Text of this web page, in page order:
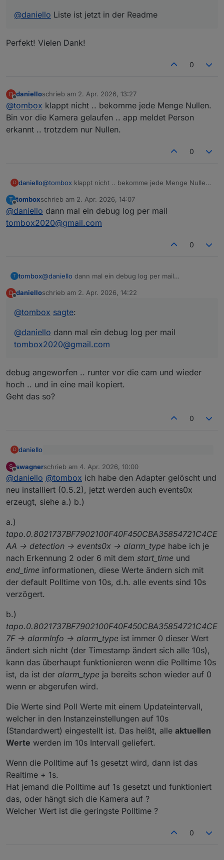
@daniello Liste ist jetzt in der Readme
Perfekt! Vielen Dank!
0
D
Offline
danielloschrieb am 2. Apr. 2026, 13:27
zuletzt editiert von
@tombox klappt nicht .. bekomme jede Menge Nullen.
Bin vor die Kamera gelaufen .. app meldet Person
erkannt .. trotzdem nur Nullen.
0
D daniello@tombox klappt nicht .. bekomme jede Menge Nullen.
erkannt .. trotzdem nur Nullen.
T
Offline
tomboxschrieb am 2. Apr. 2026, 14:07
zuletzt editiert von
@daniello dann mal ein debug log per mail
tombox2020@gmail.com
0
T tombox@daniello dann mal ein debug log per mail
D danielloschrieb am 2. Apr. 2026, 14:22
zuletzt editiert von
@tombox sagte:
@daniello dann mal ein debug log per mail
tombox2020@gmail.com
debug angeworfen .. runter vor die cam und wieder
hoch .. und in eine mail kopiert.
Geht das so?
0
D daniello
@daniellodann mal ein debug log per mail
tombox2020@gmail.com
debug angeworfen .. runter vor die cam und wieder
hoch .. und in eine mail kopiert.
Geht das so?
S
Offline
swagnerschrieb am 4. Apr. 2026, 10:00
zuletzt editiert von
@daniello @tombox ich habe den Adapter gelöscht und
neu installiert (0.5.2), jetzt werden auch events0x
erzeugt, siehe a.) b.)
a.)
tapo.0.8021737BF7902100F40F450CBA35854721C4CE
AA -> detection -> events0x -> alarm_type habe ich je
nach Erkennung 2 oder 6 mit dem start_time und
end_time informationen, diese Werte ändern sich mit
der default Polltime von 10s, d.h. alle events sind 10s
verzögert.
b.)
tapo.0.8021737BF7902100F40F450CBA35854721C4CE
7F -> alarmInfo -> alarm_type ist immer 0 dieser Wert
ändert sich nicht (der Timestamp ändert sich alle 10s),
kann das überhaupt funktionieren wenn die Polltime 10s
ist, da ist der alarm_type ja bereits schon wieder auf 0
wenn er abgerufen wird.
Die Werte sind Poll Werte mit einem Updateintervall,
welcher in den Instanzeinstellungen auf 10s
(Standardwert) eingestellt ist. Das heißt, alle aktuellen
Werte werden im 10s Intervall geliefert.
Wenn die Polltime auf 1s gesetzt wird, dann ist das
Realtime + 1s.
Hat jemand die Polltime auf 1s gesetzt und funktioniert
das, oder hängt sich die Kamera auf ?
Welcher Wert ist die geringste Polltime ?
0